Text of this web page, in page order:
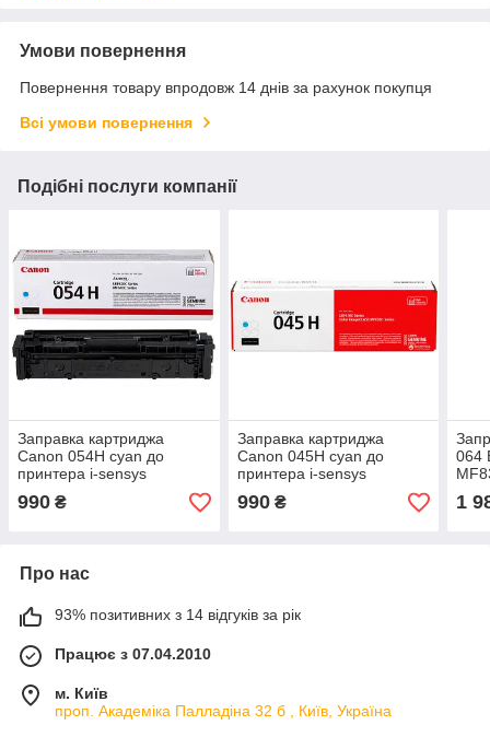
Умови повернення
Повернення товару впродовж 14 днів за рахунок покупця
Всі умови повернення
Подібні послуги компанії
Заправка картриджа
Canon 054H cyan до
принтера i-sensys
LBP621Cw, LBP623Cdw,
MF641Cw, MF645Cx,
990 ₴
Заправка картриджа
Canon 045H cyan до
принтера i-sensys
LBP611Cn, LBP613Cdw,
MF631Cn, MF633Cdw
990₴
064
1
Про нас
93% позитивних з 14 відгуків за рік
Працює з 07.04.2010
м. Київ
проп. Академіка Палладіна 32 б , Київ, Україна